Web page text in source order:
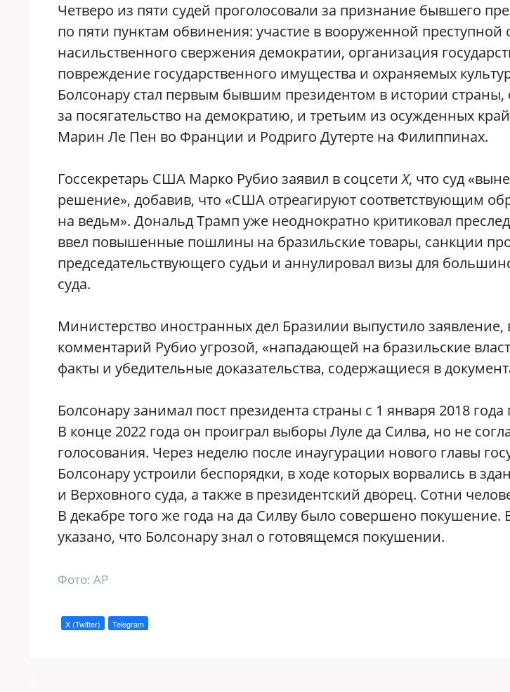
Четверо из пяти судей проголосовали за признание бывшего
по пяти пунктам обвинения: участие в вооруженной преступной
насильственного свержения демократии, организация
повреждение государственного имущества и охраняемых
Болсонару стал первым бывшим президентом в истории
за посягательство на демократию, и третьим из осужденных
Марин Ле Пен во Франции и Родриго Дутерте на Филиппинах.
Госсекретарь США Марко Рубио заявил в соцсети X, что суд
решение», добавив, что «США отреагируют соответствующим
на ведьм». Дональд Трамп уже неоднократно критиковал
ввел повышенные пошлины на бразильские товары, санкции
председательствующего судьи и аннулировал визы для
суда.
Министерство иностранных дел Бразилии выпустило заявление,
комментарий Рубио угрозой, «нападающей на бразильские
факты и убедительные доказательства, содержащиеся в
Болсонару занимал пост президента страны с 1 января 2018 года
В конце 2022 года он проиграл выборы Луле да Силва, но не
голосования. Через неделю после инаугурации нового главы
Болсонару устроили беспорядки, в ходе которых ворвались в
и Верховного суда, а также в президентский дворец. Сотни
В декабре того же года на да Силву было совершено
указано, что Болсонару знал о готовящемся покушении.
Фото: AP
X (Twitter) Telegram